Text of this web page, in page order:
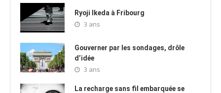
Ryoji Ikeda à Fribourg
3 ans
Gouverner par les sondages, drôle
d’idée
3 ans
La recharge sans fil embarquée se